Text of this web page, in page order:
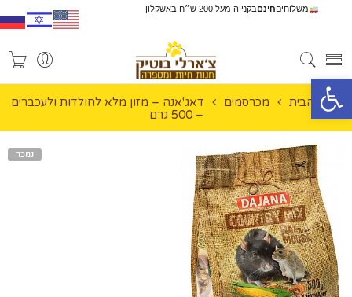
פתח סרגל נגישות
משלוחיםחינםבקנייה מעל 200 ש״ח באשקלון
עמוד הבית מכרסמים
דאג'אנה – מזון מלא לחולדות ולעכברים
– 500 גרם
נמכר